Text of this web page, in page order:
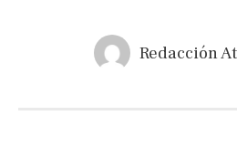
Redacción